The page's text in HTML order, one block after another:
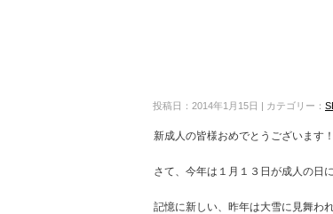
投稿日：2014年1月15日 | カテゴリー：
新成人の皆様おめでとうございます！
さて、今年は１月１３日が成人の日
記憶に新しい、昨年は大雪に見舞わ